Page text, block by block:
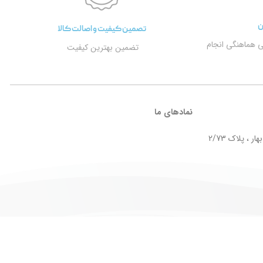
هماهنگی انجام
تصمین کیفیت و اصالت کالا
تضمین بهترین کیفیت
، پلاک 2/73
نمادهای ما